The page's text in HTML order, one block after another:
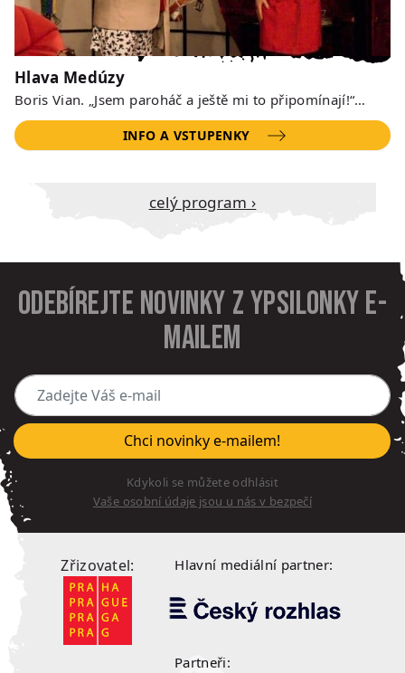
Hlava Medúzy
Boris Vian. „Jsem paroháč a ještě mi to připomínají!“…
INFO A VSTUPENKY
Celý program ›
Odebírejte novinky z Ypsilonky e-
mailem
Zadejte Váš e-mail
Chci novinky e-mailem!
Kdykoli se můžete odhlásit
Vaše osobní údaje jsou u nás v bezpečí
Zřizovatel: Hlavní mediální partner:
Partneři: